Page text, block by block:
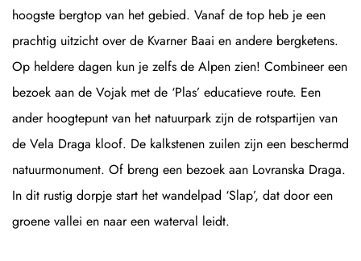
hoogste bergtop van het gebied. Vanaf de top heb je een
prachtig uitzicht over de Kvarner Baai en andere bergketens.
Op heldere dagen kun je zelfs de Alpen zien! Combineer een
bezoek aan de Vojak met de ‘Plas’ educatieve route. Een
ander hoogtepunt van het natuurpark zijn de rotspartijen van
de Vela Draga kloof. De kalkstenen zuilen zijn een beschermd
natuurmonument. Of breng een bezoek aan Lovranska Draga.
In dit rustig dorpje start het wandelpad ‘Slap’, dat door een
groene vallei en naar een waterval leidt.